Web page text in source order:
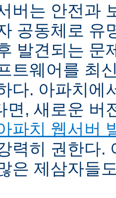
버는 안전과
공동체로 유
발견되는 문
트웨어를 최
다. 아파치에
면, 새로운 버
파치 웹서버
력히 권한다.
은 제삼자들